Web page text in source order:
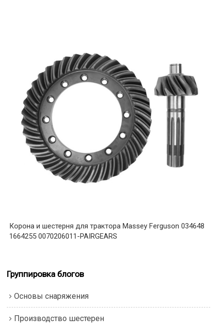
Корона и шестерня для трактора Massey Ferguson 034648
1664255 0070206011-PAIRGEARS
Группировка блогов
Основы снаряжения
Производство шестерен